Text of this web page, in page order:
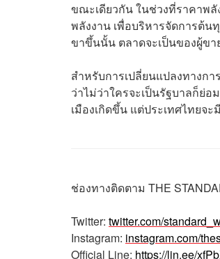
ขณะเดียวกัน ในช่วงที่ราคาพ
พลังงาน เพื่อบริหารจัดการต้น
ขาขึ้นนั้น ตลาดจะเป็นของผู้ขา
สำหรับการเปลี่ยนแปลงทางก
ว่าไม่ว่าใครจะเป็นรัฐบาลก็ย่
เมืองเกิดขึ้น แต่ประเทศไทยจ
ช่องทางติดตาม THE
Twitter: twitter.com/
Instagram: instagram.com/
Official Line: https://lin.ee/